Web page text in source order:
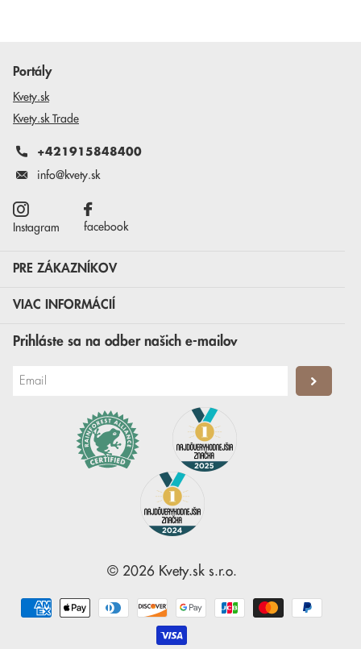
Portály
Kvety.sk
Kvety.sk Trade
+421915848400
info@kvety.sk
Instagram facebook
PRE ZÁKAZNÍKOV
VIAC INFORMÁCIÍ
Prihláste sa na odber našich e-mailov
© 2026 Kvety.sks.r.o.